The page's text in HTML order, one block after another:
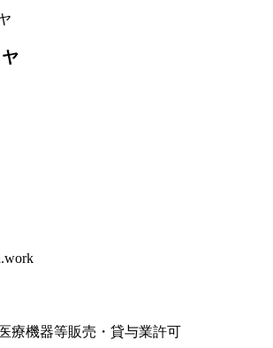
療機器等販売・貸与業許可